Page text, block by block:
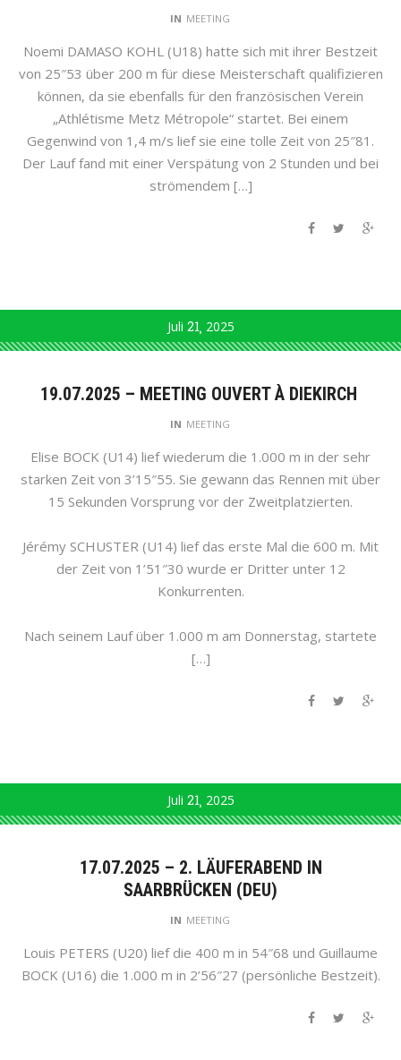
IN MEETING
Noemi DAMASO KOHL (U18) hatte sich mit ihrer Bestzeit
von 25″53 über 200 m für diese Meisterschaft qualifizieren
können, da sie ebenfalls für den französischen Verein
„Athlétisme Metz Métropole“ startet. Bei einem
Gegenwind von 1,4 m/s lief sie eine tolle Zeit von 25″81.
Der Lauf fand mit einer Verspätung von 2 Stunden und bei
strömendem […]
Juli 21 2025
19.07.2025 – MEETING OUVERT À DIEKIRCH
IN MEETING
Elise BOCK (U14) lief wiederum die 1.000 m in der sehr
starken Zeit von 3’15″55. Sie gewann das Rennen mit über
15 Sekunden Vorsprung vor der Zweitplatzierten.
Jérémy SCHUSTER (U14) lief das erste Mal die 600 m. Mit
der Zeit von 1’51″30 wurde er Dritter unter 12
Konkurrenten.
Nach seinem Lauf über 1.000 m am Donnerstag, startete
[…]
Juli 21 2025
17.07.2025 – 2. LÄUFERABEND IN
SAARBRÜCKEN (DEU)
IN MEETING
Louis PETERS (U20) lief die 400 m in 54″68 und Guillaume
BOCK (U16) die 1.000 m in 2’56″27 (persönliche Bestzeit).